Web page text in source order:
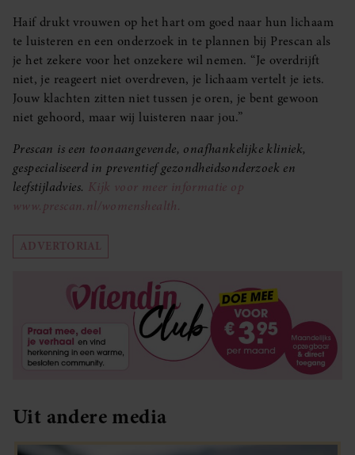
Haif drukt vrouwen op het hart om goed naar hun lichaam
te luisteren en een onderzoek in te plannen bij Prescan als
je het zekere voor het onzekere wil nemen. “Je overdrijft
niet, je reageert niet overdreven, je lichaam vertelt je iets.
Jouw klachten zitten niet tussen je oren, je bent gewoon
niet gehoord, maar wij luisteren naar jou.”
Prescan is een toonaangevende, onafhankelijke kliniek,
gespecialiseerd in preventief gezondheidsonderzoek en
leefstijladvies. Kijk voor meer informatie op
www.prescan.nl/womenshealth.
ADVERTORIAL
Uit andere media